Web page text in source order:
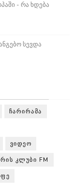
- რა ხდება
სევდა
ᲩᲐᲠᲘᲠᲐᲛᲐ
ᲕᲘᲓᲔᲝ
ᲙᲚᲣᲑᲘ FM